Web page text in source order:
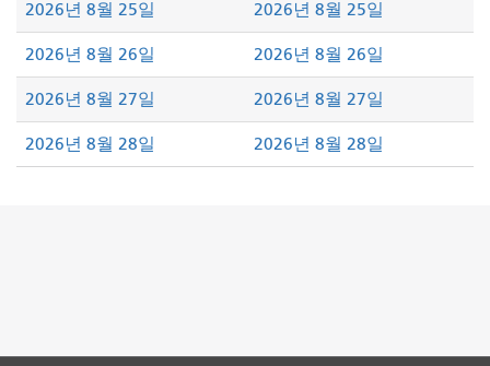
2026년 8월 25일 2026년 8월 25일
2026년 8월 26일 2026년 8월 26일
2026년 8월 27일 2026년 8월 27일
2026년 8월 28일 2026년 8월 28일